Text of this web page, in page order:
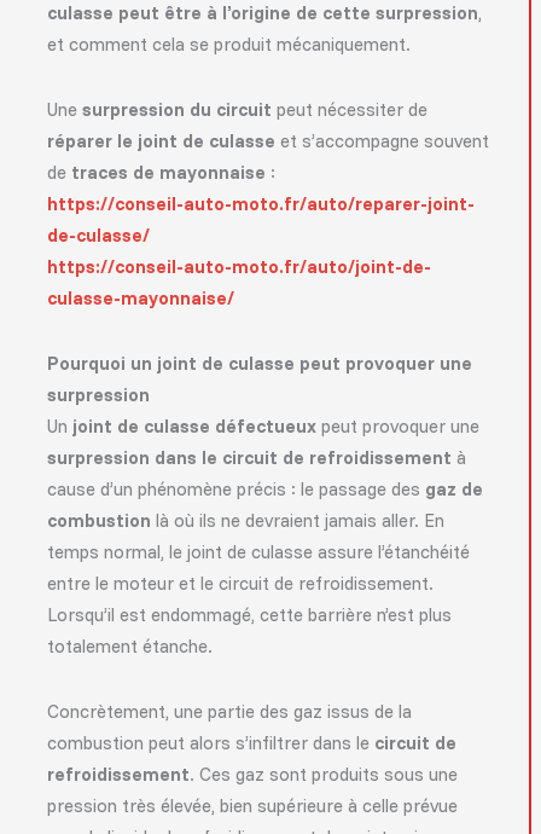
culasse peut être à l’origine de cette surpression,
et comment cela se produit mécaniquement.
Unesurpression du circuit peut nécessiter de
réparer le joint de culasse et s’accompagne souvent
de traces de mayonnaise :
https://conseil-auto-moto.fr/auto/reparer-joint-
de-culasse/
https://conseil-auto-moto.fr/auto/joint-de-
culasse-mayonnaise/
Pourquoi un joint de culasse peut provoquer une
surpression
Un joint de culasse défectueux peut provoquer une
surpression dans le circuit de refroidissement à
cause d’un phénomène précis : le passage des gaz de
combustion là où ils ne devraient jamais aller. En
temps normal, le joint de culasse assure l’étanchéité
entre le moteur et le circuit de refroidissement.
Lorsqu’il est endommagé, cette barrière n’est plus
totalement étanche.
Concrètement, une partie des gaz issus de la
combustion peut alors s’infiltrer dans le circuit de
refroidissement. Ces gaz sont produits sous une
pression très élevée, bien supérieure à celle prévue